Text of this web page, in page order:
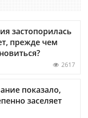
застопорилась
прежде чем
2617
показало,
заселяет